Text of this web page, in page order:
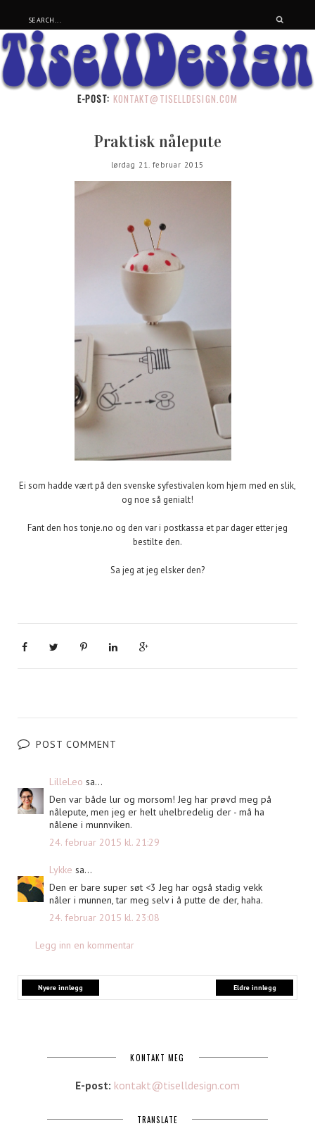
E-POST: KONTAKT@TISELLDESIGN.COM
Praktisk nålepute
lørdag 21. februar 2015
Ei som hadde vært på den svenske syfestivalen kom hjem med en slik,
og noe så genialt!
Fant den hos tonje.no og den var i postkassa et par dager etter jeg
bestilte den.
Sa jeg at jeg elsker den?
POST COMMENT
LilleLeo sa...
Den var både lur og morsom! Jeg har prøvd meg på
nålepute, men jeg er helt uhelbredelig der - må ha
nålene i munnviken.
24. februar 2015 kl. 21:29
Lykke sa...
Den er bare super søt <3 Jeg har også stadig vekk
nåler i munnen, tar meg selv i å putte de der, haha.
24. februar 2015 kl. 23:08
Legg inn en kommentar
Nyere innlegg Eldre innlegg
KONTAKT MEG
E-post: kontakt@tiselldesign.com
TRANSLATE